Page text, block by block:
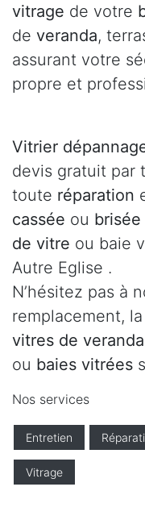
vitrage de votre
de veranda,
assurant votre
propre et
Vitrier
devis gratuit par
toute réparation
cassée ou brisée
de vitre ou baie
Autre Eglise .
N’hésitez pas à
remplacement,
vitres de
ou baies vitrées
Nos services
Entretien
Vitrage